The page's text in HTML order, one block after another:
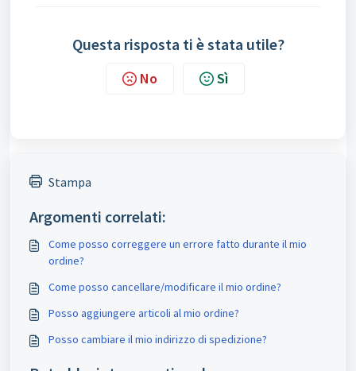
Questa risposta ti è stata utile?
No Sì
Stampa
Argomenti correlati:
Come posso correggere un errore fatto durante il mio
ordine?
Come posso cancellare/modificare il mio ordine?
Posso aggiungere articoli al mio ordine?
Posso cambiare il mio indirizzo di spedizione?